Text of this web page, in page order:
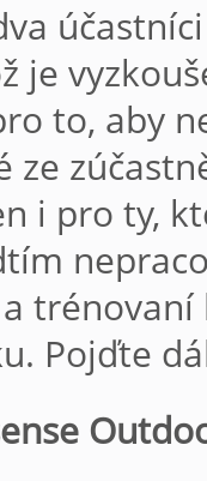
je
to, aby
ze
i pro ty,
Pojďte